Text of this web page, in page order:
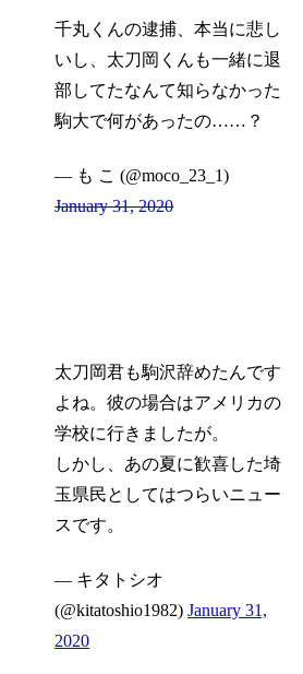
千丸くんの逮捕、本当に悲し
いし、太刀岡くんも一緒に退
部してたなんて知らなかった
駒大で何があったの……？
— も こ (@moco_23_1)
January 31, 2020
太刀岡君も駒沢辞めたんです
よね。彼の場合はアメリカの
学校に行きましたが。
しかし、あの夏に歓喜した埼
玉県民としてはつらいニュー
スです。
— キタトシオ
(@kitatoshio1982)January 31,
2020